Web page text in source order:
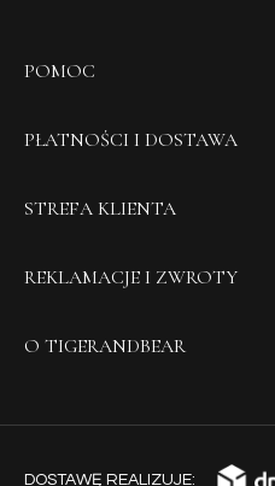
POMOC
PŁATNOŚCI I DOSTAWA
STREFA KLIENTA
REKLAMACJE I ZWROTY
O TIGERANDBEAR
DOSTAWĘ REALIZUJE: